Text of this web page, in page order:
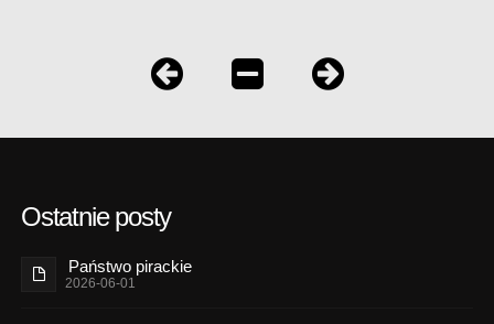
Ostatnie posty
Państwo pirackie
2026-06-01